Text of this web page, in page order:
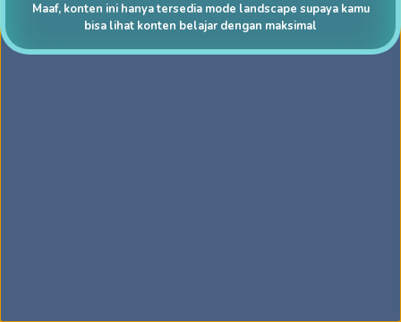
Maaf, konten ini hanya tersedia mode landscape supaya kamu
bisa lihat konten belajar dengan maksimal